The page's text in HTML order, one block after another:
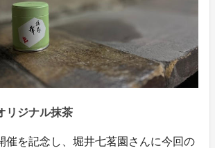
リジナル抹茶
を記念し、堀井七茗園さんに今回の